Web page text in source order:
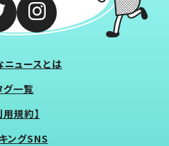
ニュースとは
グ一覧
用規約】
ングSNS